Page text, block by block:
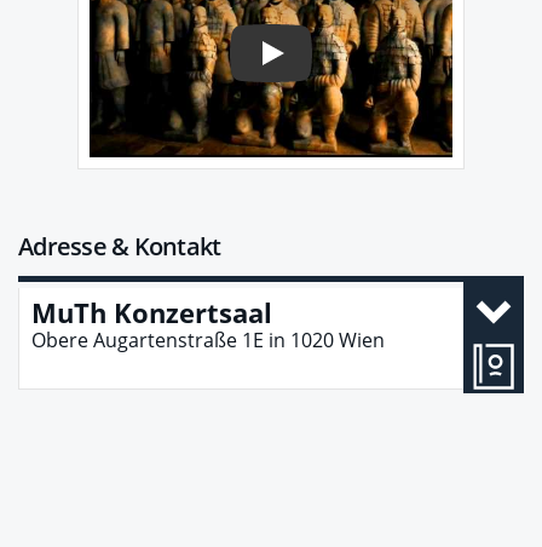
Play
Adresse & Kontakt
MuTh Konzertsaal
Obere Augartenstraße 1E in 1020Wien